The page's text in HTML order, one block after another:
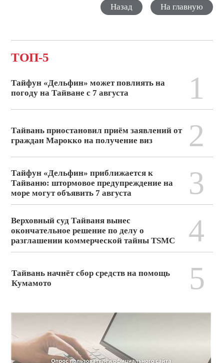
Назад На главную
ТОП-5
Тайфун «Дельфин» может повлиять на
погоду на Тайване с 7 августа
1
Тайвань приостановил приём заявлений от
граждан Марокко на получение виз
2
Тайфун «Дельфин» приближается к
Тайваню: штормовое предупреждение на
море могут объявить 7 августа
3
Верховный суд Тайваня вынес
окончательное решение по делу о
разглашении коммерческой тайны TSMC
4
Тайвань начнёт сбор средств на помощь
Кумамото
5